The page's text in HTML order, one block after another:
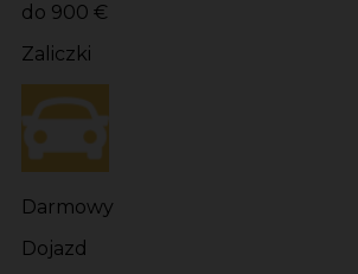
do 900 €
Zaliczki
Darmowy
Dojazd